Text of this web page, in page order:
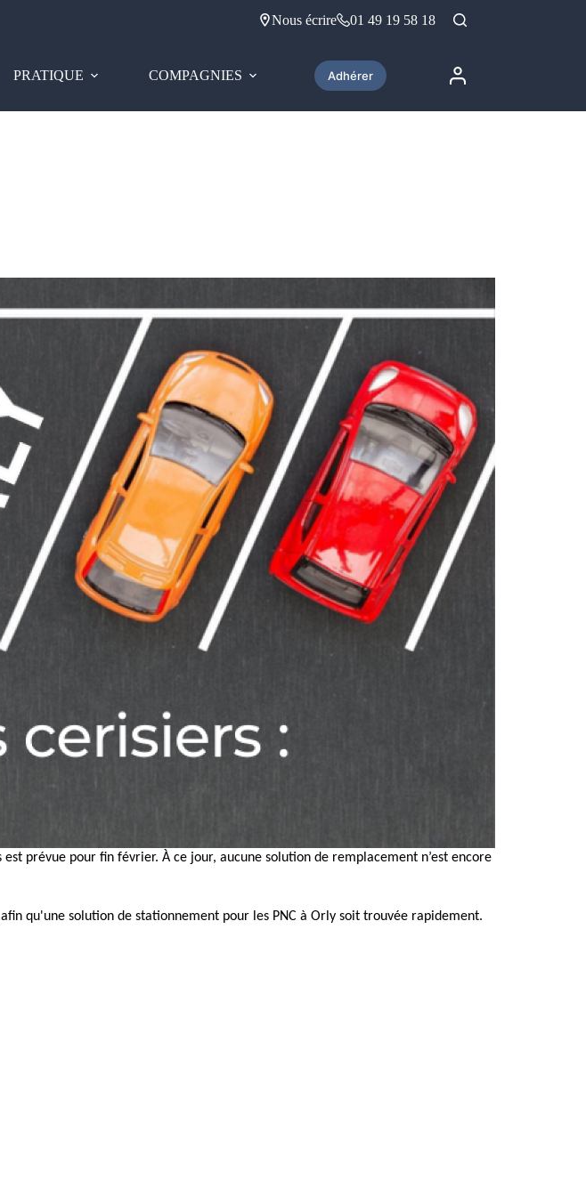
Nous écrire 01 49 19 58 18
PRATIQUE COMPAGNIES Adhérer
prévue pour fin février. À ce jour, aucune solution de remplacement n’est encore
qu'une solution de stationnement pour les PNC à Orly soit trouvée rapidement.